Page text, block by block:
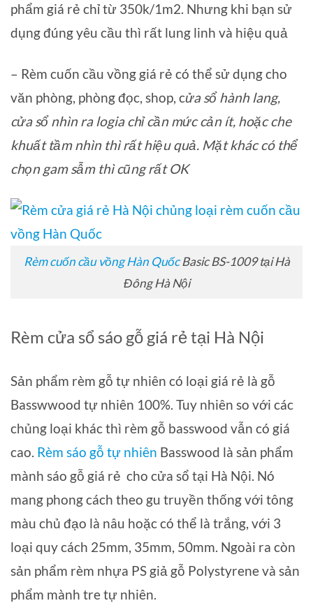
phẩm giá rẻ chỉ từ 350k/1m2. Nhưng khi bạn sử
dụng đúng yêu cầu thì rất lung linh và hiệu quả
– Rèm cuốn cầu vồng giá rẻ có thể sử dụng cho
văn phòng, phòng đọc, shop, cửa sổ hành lang,
cửa sổ nhìn ra logia chỉ cần mức cản ít, hoặc che
khuất tầm nhìn thì rất hiệu quả. Mặt khác có thể
chọn gam sẫm thì cũng rất OK
Rèm cuốn cầu vồng Hàn QuốcBasic BS-1009 tại Hà
Đông Hà Nội
Rèm cửa sổ sáo gỗ giá rẻ tại Hà Nội
Sản phẩm rèm gỗ tự nhiên có loại giá rẻ là gỗ
Basswwood tự nhiên 100%. Tuy nhiên so với các
chủng loại khác thì rèm gỗ basswood vẫn có giá
cao. Rèm sáo gỗ tự nhiên Basswood là sản phẩm
mành sáo gỗ giá rẻ cho cửa sổ tại Hà Nội. Nó
mang phong cách theo gu truyền thống với tông
màu chủ đạo là nâu hoặc có thể là trắng, với 3
loại quy cách 25mm, 35mm, 50mm. Ngoài ra còn
sản phẩm rèm nhựa PS giả gỗ Polystyrene và sản
phẩm mành tre tự nhiên.